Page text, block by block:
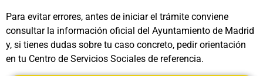
Para evitar errores, antes de iniciar el trámite conviene
consultar la información oficial del Ayuntamiento de Madrid
y, si tienes dudas sobre tu caso concreto, pedir orientación
en tu Centro de Servicios Sociales de referencia.